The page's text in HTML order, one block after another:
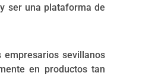
ser una plataforma de
sevillanos
en productos tan